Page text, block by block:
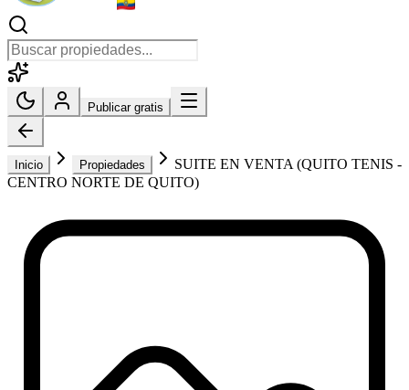
Publicar gratis
Inicio Propiedades
SUITE EN VENTA (QUITO TENIS -
CENTRO NORTE DE QUITO)